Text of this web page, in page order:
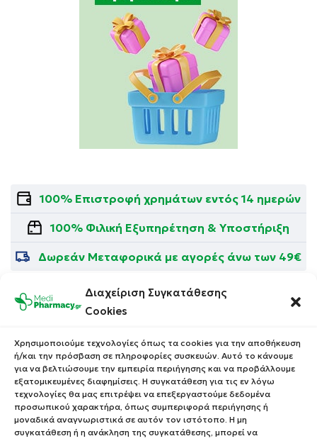
Διαχείριση Συγκατάθεσης
Cookies
Χρησιμοποιούμε τεχνολογίες όπως τα cookies για την αποθήκευση
ή/και την πρόσβαση σε πληροφορίες συσκευών. Αυτό το κάνουμε
για να βελτιώσουμε την εμπειρία περιήγησης και να προβάλλουμε
εξατομικευμένες διαφημίσεις. Η συγκατάθεση για τις εν λόγω
τεχνολογίες θα μας επιτρέψει να επεξεργαστούμε δεδομένα
προσωπικού χαρακτήρα, όπως συμπεριφορά περιήγησης ή
μοναδικά αναγνωριστικά σε αυτόν τον ιστότοπο. Η μη
συγκατάθεση ή η ανάκληση της συγκατάθεσης, μπορεί να
100% Επιστροφή χρημάτων εντός 14 ημερών
100% Φιλική Εξυπηρέτηση & Υποστήριξη
Δωρεάν Μεταφορικά με αγορές άνω των 49€
Αιγαίου 98 ΚαλαμαριάΘεσσαλονίκη, 55 133
Βρείτε μας στο χάρτη